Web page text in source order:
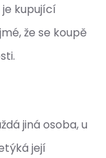
kupující
že se koupě
jiná osoba, u
její